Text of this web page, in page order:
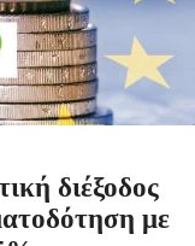
διέξοδος
με